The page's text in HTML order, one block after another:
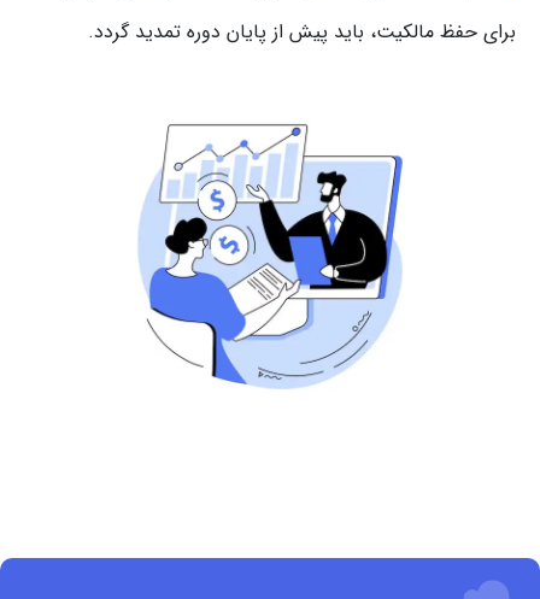
برای حفظ مالکیت، باید پیش از پایان دوره تمدید گردد.